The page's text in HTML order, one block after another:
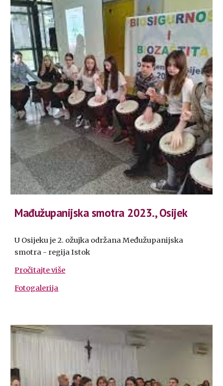
Mađužupanijska smotra 2023., Osijek
U Osijeku je 2. ožujka održana Međužupanijska
smotra - regija Istok
Pročitajte više
Fotogalerija